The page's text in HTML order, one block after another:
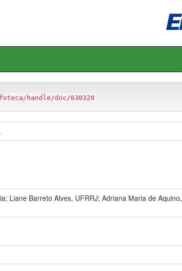
handle/doc/630320
Liane Barreto Alves, UFRRJ; Adriana Maria de Aquino,